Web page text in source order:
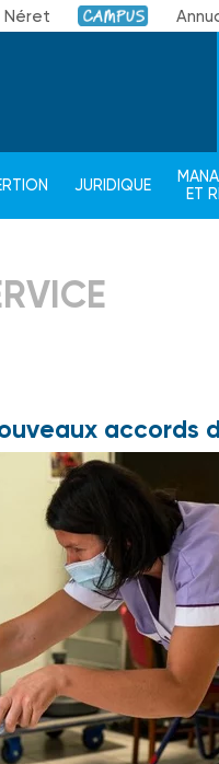
Néret Campus
JURIDIQUE
ET
accords